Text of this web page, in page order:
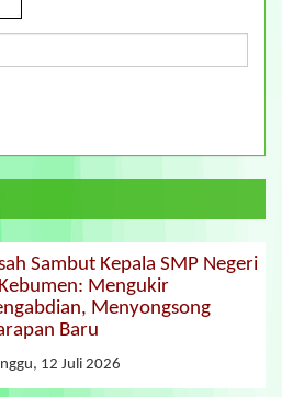
Sambut Kepala SMP Negeri
Mengukir
Menyongsong
Baru
12 Juli 2026